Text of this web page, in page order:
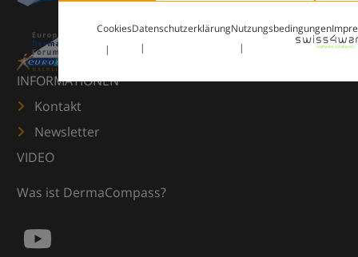
CookiesDatenschutzerklärungNutzungsbedingungen
INFORMATIONEN
Kontakt
Newsletter
VIDEO
Was ist DermaCompass?